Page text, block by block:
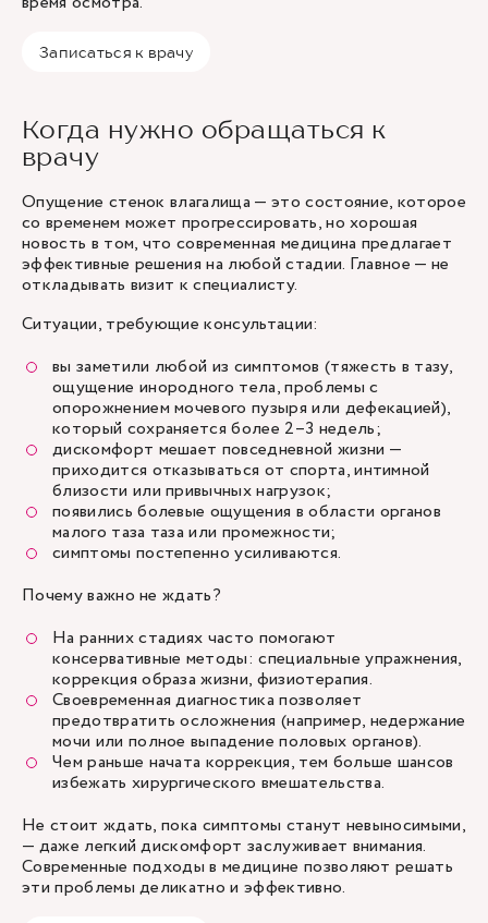
Записаться к врачу
Когда нужно обращаться к
врачу
Опущение стенок влагалища — это состояние, которое
со временем может прогрессировать, но хорошая
новость в том, что современная медицина предлагает
эффективные решения на любой стадии. Главное — не
откладывать визит к специалисту.
Ситуации, требующие консультации:
вы заметили любой из симптомов (тяжесть в тазу,
ощущение инородного тела, проблемы с
опорожнением мочевого пузыря или дефекацией),
который сохраняется более 2–3 недель;
дискомфорт мешает повседневной жизни —
приходится отказываться от спорта, интимной
близости или привычных нагрузок;
появились болевые ощущения в области органов
малого таза таза или промежности;
симптомы постепенно усиливаются.
Почему важно не ждать?
На ранних стадиях часто помогают
консервативные методы: специальные упражнения,
коррекция образа жизни, физиотерапия.
Своевременная диагностика позволяет
предотвратить осложнения (например, недержание
мочи или полное выпадение половых органов).
Чем раньше начата коррекция, тем больше шансов
избежать хирургического вмешательства.
Не стоит ждать, пока симптомы станут невыносимыми,
— даже легкий дискомфорт заслуживает внимания.
Современные подходы в медицине позволяют решать
эти проблемы деликатно и эффективно.